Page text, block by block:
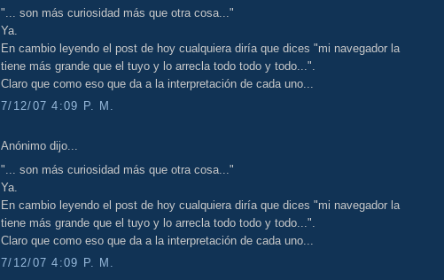
"... son más curiosidad más que otra cosa..."
Ya.
En cambio leyendo el post de hoy cualquiera diría que dices "mi navegador la
tiene más grande que el tuyo y lo arrecla todo todo y todo...".
Claro que como eso que da a la interpretación de cada uno...
7/12/07 4:09 P. M.
Anónimo dijo...
"... son más curiosidad más que otra cosa..."
Ya.
En cambio leyendo el post de hoy cualquiera diría que dices "mi navegador la
tiene más grande que el tuyo y lo arrecla todo todo y todo...".
Claro que como eso que da a la interpretación de cada uno...
7/12/07 4:09 P. M.